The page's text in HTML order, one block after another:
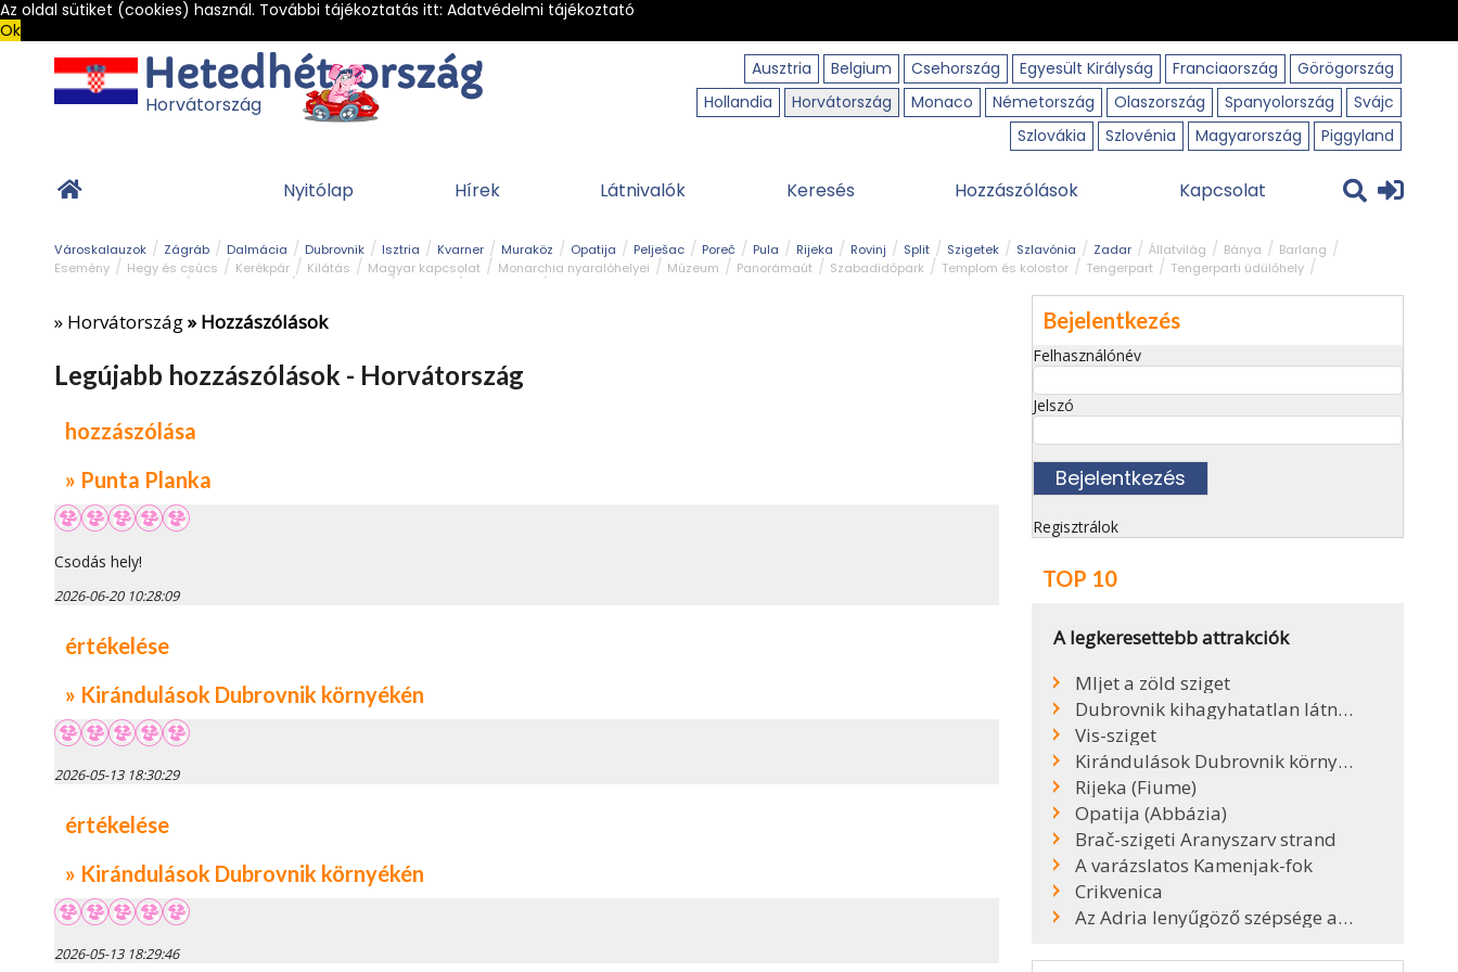
Az oldal sütiket (cookies) használ. További tájékoztatás itt: Adatvédelmi tájékoztató
Ok
Ausztria
Belgium Csehország Egyesült Királyság Franciaország
Görögország
Hollandia
Horvátország Monaco Németország Olaszország Spanyolország
Svájc
Szlovákia
Szlovénia Magyarország Piggyland
Horvátország
Nyitólap Hírek Látnivalók Keresés Hozzászólások Kapcsolat
Városkalauzok Zágráb Dalmácia Dubrovnik Isztria Kvarner Muraköz Opatija Pelješac Poreč Pula Rijeka Rovinj Split Szigetek Szlavónia Zadar Állatvilág Bánya
Barlang
Esemény
Hegy és csúcs Kerékpár Kilátás Magyar kapcsolat Monarchia nyaralóhelyei Múzeum Panorámaút Szabadidőpark Templom és kolostor Tengerpart
Tengerparti üdülőhely
» Horvátország» Hozzászólások
Legújabb hozzászólások - Horvátország
hozzászólása
» Punta Planka
Csodás hely!
2026-06-20 10:28:09
értékelése
» Kirándulások Dubrovnik környékén
2026-05-13 18:30:29
értékelése
» Kirándulások Dubrovnik környékén
2026-05-13 18:29:46
Bejelentkezés
Felhasználónév
Jelszó
Regisztrálok
TOP 10
A legkeresettebb attrakciók
Mljet a zöld sziget
Dubrovnik kihagyhatatlan látnivalói
Vis-sziget
Kirándulások Dubrovnik környékén
Rijeka (Fiume)
Opatija (Abbázia)
Brač-szigeti Aranyszarv strand
A varázslatos Kamenjak-fok
Crikvenica
Az Adria lenyűgöző szépsége a Kék-barlang